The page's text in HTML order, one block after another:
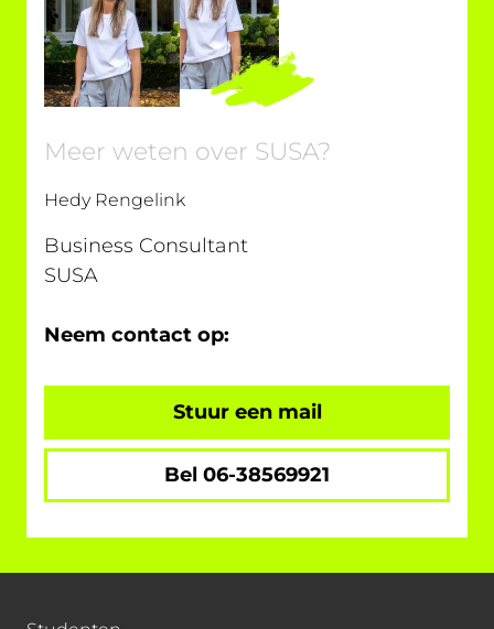
Meer weten over SUSA?
Hedy Rengelink
Business Consultant
SUSA
Neem contact op:
Stuur een mail
Bel 06-38569921